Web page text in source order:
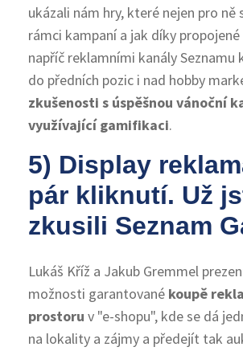
ukázali nám hry, které nejen pro ně
rámci kampaní a jak díky
napříč reklamními kanály Seznamu
do předních pozic i nad hobby
zkušenosti s úspěšnou vánoční
využívající gamifikaci.
5) Display
pár kliknutí. Už
zkusili Seznam
Lukáš Kříž a Jakub Gremmel
možnosti garantované koupě
prostoru v "e-shopu", kde se dá
na lokality a zájmy a předejít tak